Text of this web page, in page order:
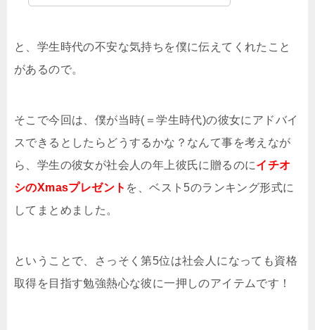
と、学生時代の不安な気持ちを僕に伝えてくれたこと
があるので。
そこで今回は、僕が当時(＝学生時代)の彼女にアドバイ
スできるとしたらどうするかな？なんて事を考えなが
ら、学生の彼女が社会人の年上彼氏に贈るのにイチオ
シのXmasプレゼント を、ベスト5のランキング形式に
してまとめました。
ということで、さっそく第5位は社会人になっても資格
取得を目指す勉強熱心な彼に一押しのアイテムです！